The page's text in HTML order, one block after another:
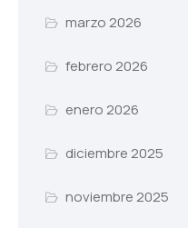
marzo 2026
febrero 2026
enero 2026
diciembre 2025
noviembre 2025